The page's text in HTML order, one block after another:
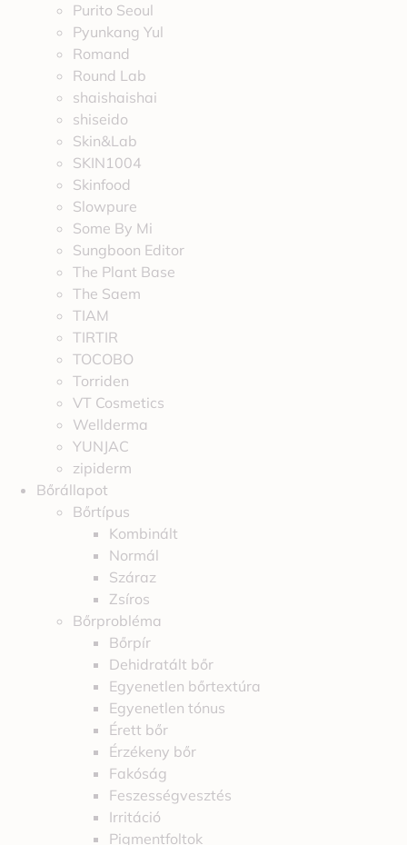
Purito Seoul
Pyunkang Yul
Romand
Round Lab
shaishaishai
shiseido
Skin&Lab
SKIN1004
Skinfood
Slowpure
Some By Mi
Sungboon Editor
The Plant Base
The Saem
TIAM
TIRTIR
TOCOBO
Torriden
VT Cosmetics
Wellderma
YUNJAC
zipiderm
Bőrállapot
Bőrtípus
Kombinált
Normál
Száraz
Zsíros
Bőrprobléma
Bőrpír
Dehidratált bőr
Egyenetlen bőrtextúra
Egyenetlen tónus
Érett bőr
Érzékeny bőr
Fakóság
Feszességvesztés
Irritáció
Pigmentfoltok